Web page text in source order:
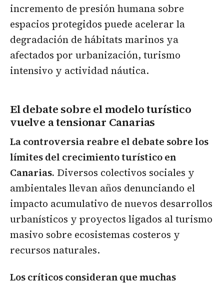
incremento de presión humana sobre
espacios protegidos puede acelerar la
degradación de hábitats marinos ya
afectados por urbanización, turismo
intensivo y actividad náutica.
El debate sobre el modelo turístico
vuelve a tensionar Canarias
La controversia reabre el debate sobre los
límites del crecimiento turístico en
Canarias. Diversos colectivos sociales y
ambientales llevan años denunciando el
impacto acumulativo de nuevos desarrollos
urbanísticos y proyectos ligados al turismo
masivo sobre ecosistemas costeros y
recursos naturales.
Los críticos consideran que muchas